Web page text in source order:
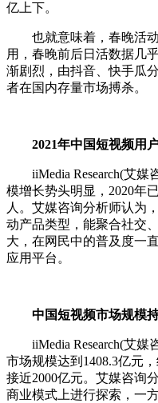
亿上下。
也就意味着，春晚活动
用，春晚前后日活数据几
渐剧烈，由抖音、快手瓜
者在国内存量市场搏杀。
2021年中国短视频用户
iiMedia Research(艾媒
模增长势头明显，2020年
人。艾媒咨询分析师认为
动产品类型，能聚合社交
大，在网民中的普及度一
应用平台。
中国短视频市场规模持
iiMedia Research(艾媒
市场规模达到1408.3亿元
接近2000亿元。艾媒咨询
商业模式上进行探索，一